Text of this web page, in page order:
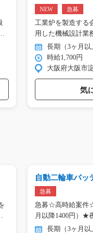
NEW 急募
工業炉を製造する
用した機械設計業
…
長期（3ヶ月以
時給1,700円
大阪府大阪市
気
自動二輪車バッ
y11_00499
急募
急募☆高時給案件
月以降1400円）★
高… 長期（3ヶ月以